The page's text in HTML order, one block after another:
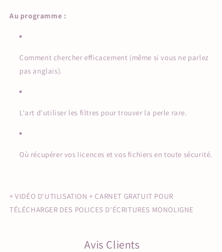
Au programme :
Comment chercher efficacement (même si vous ne parlez
pas anglais).
L'art d'utiliser les filtres pour trouver la perle rare.
Où récupérer vos licences et vos fichiers en toute sécurité.
+ VIDÉO D'UTILISATION + CARNET GRATUIT POUR
TÉLÉCHARGER DES POLICES D'ÉCRITURES MONOLIGNE
Avis Clients